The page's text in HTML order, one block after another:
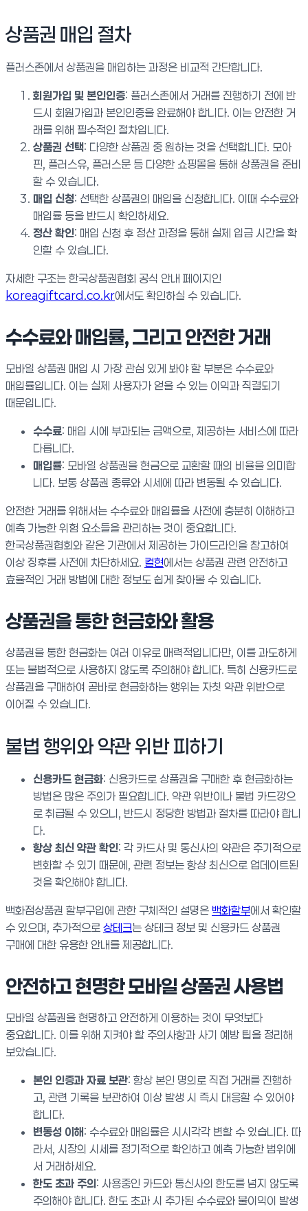
상품권 매입 절차
플러스존에서 상품권을 매입하는 과정은 비교적 간단합니다.
회원가입 및 본인인증: 플러스존에서 거래를 진행하기 전에 반
드시 회원가입과 본인인증을 완료해야 합니다. 이는 안전한 거
래를 위해 필수적인 절차입니다.
상품권 선택: 다양한 상품권 중 원하는 것을 선택합니다. 모아
핀, 플러스유, 플러스문 등 다양한 쇼핑몰을 통해 상품권을 준비
할 수 있습니다.
매입 신청: 선택한 상품권의 매입을 신청합니다. 이때 수수료와
매입률 등을 반드시 확인하세요.
정산 확인: 매입 신청 후 정산 과정을 통해 실제 입금 시간을 확
인할 수 있습니다.
자세한 구조는 한국상품권협회 공식 안내 페이지인
koreagiftcard.co.kr에서도 확인하실 수 있습니다.
수수료와 매입률, 그리고 안전한 거래
모바일 상품권 매입 시 가장 관심 있게 봐야 할 부분은 수수료와
매입률입니다. 이는 실제 사용자가 얻을 수 있는 이익과 직결되기
때문입니다.
수수료: 매입 시에 부과되는 금액으로, 제공하는 서비스에 따라
다릅니다.
매입률: 모바일 상품권을 현금으로 교환할 때의 비율을 의미합
니다. 보통 상품권 종류와 시세에 따라 변동될 수 있습니다.
안전한 거래를 위해서는 수수료와 매입률을 사전에 충분히 이해하고
예측 가능한 위험 요소들을 관리하는 것이 중요합니다.
한국상품권협회와 같은 기관에서 제공하는 가이드라인을 참고하여
이상 징후를 사전에 차단하세요. 컬현에서는 상품권 관련 안전하고
효율적인 거래 방법에 대한 정보도 쉽게 찾아볼 수 있습니다.
상품권을 통한 현금화와 활용
상품권을 통한 현금화는 여러 이유로 매력적입니다만, 이를 과도하게
또는 불법적으로 사용하지 않도록 주의해야 합니다. 특히 신용카드로
상품권을 구매하여 곧바로 현금화하는 행위는 자칫 약관 위반으로
이어질 수 있습니다.
불법 행위와 약관 위반 피하기
신용카드 현금화: 신용카드로 상품권을 구매한 후 현금화하는
방법은 많은 주의가 필요합니다. 약관 위반이나 불법 카드깡으
로 취급될 수 있으니, 반드시 정당한 방법과 절차를 따라야 합니
다.
항상 최신 약관 확인: 각 카드사 및 통신사의 약관은 주기적으로
변화할 수 있기 때문에, 관련 정보는 항상 최신으로 업데이트된
것을 확인해야 합니다.
백화점상품권 할부구입에 관한 구체적인 설명은 백화할부에서 확인할
수 있으며, 추가적으로 상테크는 상테크 정보 및 신용카드 상품권
구매에 대한 유용한 안내를 제공합니다.
안전하고 현명한 모바일 상품권 사용법
모바일 상품권을 현명하고 안전하게 이용하는 것이 무엇보다
중요합니다. 이를 위해 지켜야 할 주의사항과 사기 예방 팁을 정리해
보았습니다.
본인 인증과 자료 보관: 항상 본인 명의로 직접 거래를 진행하
고, 관련 기록을 보관하여 이상 발생 시 즉시 대응할 수 있어야
합니다.
변동성 이해: 수수료와 매입률은 시시각각 변할 수 있습니다. 따
라서, 시장의 시세를 정기적으로 확인하고 예측 가능한 범위에
서 거래하세요.
한도 초과 주의: 사용중인 카드와 통신사의 한도를 넘지 않도록
주의해야 합니다. 한도 초과 시 추가된 수수료와 불이익이 발생